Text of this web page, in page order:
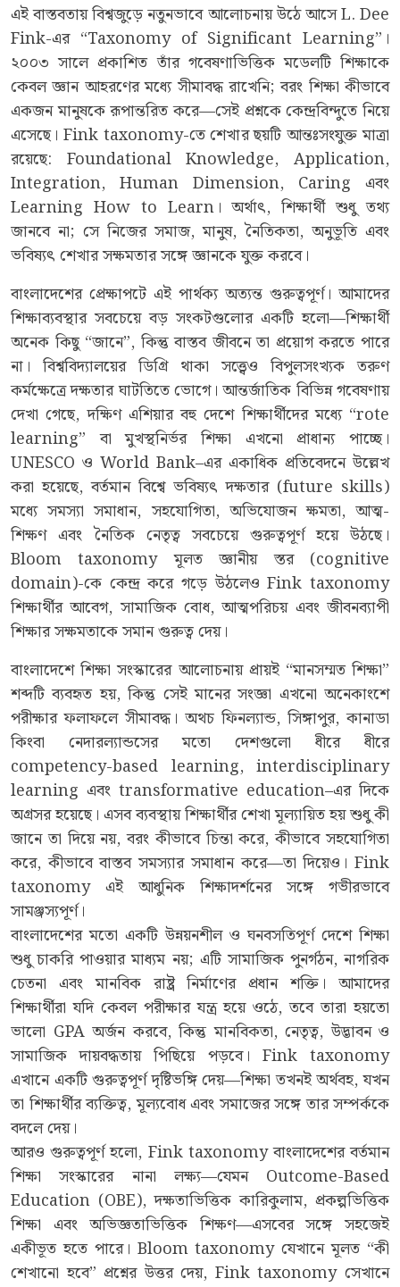
এই বাস্তবতায় বিশ্বজুড়ে নতুনভাবে আলোচনায় উঠে আসে L. Dee
Fink-এর “Taxonomy of Significant Learning”।
২০০৩ সালে প্রকাশিত তাঁর গবেষণাভিত্তিক মডেলটি শিক্ষাকে
কেবল জ্ঞান আহরণের মধ্যে সীমাবদ্ধ রাখেনি; বরং শিক্ষা কীভাবে
একজন মানুষকে রূপান্তরিত করে—সেই প্রশ্নকে কেন্দ্রবিন্দুতে নিয়ে
এসেছে। Fink taxonomy-তে শেখার ছয়টি আন্তঃসংযুক্ত মাত্রা
রয়েছে: Foundational Knowledge, Application,
Integration, Human Dimension, Caring এবং
Learning How to Learn। অর্থাৎ, শিক্ষার্থী শুধু তথ্য
জানবে না; সে নিজের সমাজ, মানুষ, নৈতিকতা, অনুভূতি এবং
ভবিষ্যৎ শেখার সক্ষমতার সঙ্গে জ্ঞানকে যুক্ত করবে।
বাংলাদেশের প্রেক্ষাপটে এই পার্থক্য অত্যন্ত গুরুত্বপূর্ণ। আমাদের
শিক্ষাব্যবস্থার সবচেয়ে বড় সংকটগুলোর একটি হলো—শিক্ষার্থী
অনেক কিছু “জানে”, কিন্তু বাস্তব জীবনে তা প্রয়োগ করতে পারে
না। বিশ্ববিদ্যালয়ের ডিগ্রি থাকা সত্ত্বেও বিপুলসংখ্যক তরুণ
কর্মক্ষেত্রে দক্ষতার ঘাটতিতে ভোগে। আন্তর্জাতিক বিভিন্ন গবেষণায়
দেখা গেছে, দক্ষিণ এশিয়ার বহু দেশে শিক্ষার্থীদের মধ্যে “rote
learning” বা মুখস্থনির্ভর শিক্ষা এখনো প্রাধান্য পাচ্ছে।
UNESCO ও World Bank–এর একাধিক প্রতিবেদনে উল্লেখ
করা হয়েছে, বর্তমান বিশ্বে ভবিষ্যৎ দক্ষতার (future skills)
মধ্যে সমস্যা সমাধান, সহযোগিতা, অভিযোজন ক্ষমতা, আত্ম-
শিক্ষণ এবং নৈতিক নেতৃত্ব সবচেয়ে গুরুত্বপূর্ণ হয়ে উঠছে।
Bloom taxonomy মূলত জ্ঞানীয় স্তর (cognitive
domain)-কে কেন্দ্র করে গড়ে উঠলেও Fink taxonomy
শিক্ষার্থীর আবেগ, সামাজিক বোধ, আত্মপরিচয় এবং জীবনব্যাপী
শিক্ষার সক্ষমতাকে সমান গুরুত্ব দেয়।
বাংলাদেশে শিক্ষা সংস্কারের আলোচনায় প্রায়ই “মানসম্মত শিক্ষা”
শব্দটি ব্যবহৃত হয়, কিন্তু সেই মানের সংজ্ঞা এখনো অনেকাংশে
পরীক্ষার ফলাফলে সীমাবদ্ধ। অথচ ফিনল্যান্ড, সিঙ্গাপুর, কানাডা
কিংবা নেদারল্যান্ডসের মতো দেশগুলো ধীরে ধীরে
competency-based learning, interdisciplinary
learning এবং transformative education–এর দিকে
অগ্রসর হয়েছে। এসব ব্যবস্থায় শিক্ষার্থীর শেখা মূল্যায়িত হয় শুধু কী
জানে তা দিয়ে নয়, বরং কীভাবে চিন্তা করে, কীভাবে সহযোগিতা
করে, কীভাবে বাস্তব সমস্যার সমাধান করে—তা দিয়েও। Fink
taxonomy এই আধুনিক শিক্ষাদর্শনের সঙ্গে গভীরভাবে
সামঞ্জস্যপূর্ণ।
বাংলাদেশের মতো একটি উন্নয়নশীল ও ঘনবসতিপূর্ণ দেশে শিক্ষা
শুধু চাকরি পাওয়ার মাধ্যম নয়; এটি সামাজিক পুনর্গঠন, নাগরিক
চেতনা এবং মানবিক রাষ্ট্র নির্মাণের প্রধান শক্তি। আমাদের
শিক্ষার্থীরা যদি কেবল পরীক্ষার যন্ত্র হয়ে ওঠে, তবে তারা হয়তো
ভালো GPA অর্জন করবে, কিন্তু মানবিকতা, নেতৃত্ব, উদ্ভাবন ও
সামাজিক দায়বদ্ধতায় পিছিয়ে পড়বে। Fink taxonomy
এখানে একটি গুরুত্বপূর্ণ দৃষ্টিভঙ্গি দেয়—শিক্ষা তখনই অর্থবহ, যখন
তা শিক্ষার্থীর ব্যক্তিত্ব, মূল্যবোধ এবং সমাজের সঙ্গে তার সম্পর্ককে
বদলে দেয়।
আরও গুরুত্বপূর্ণ হলো, Fink taxonomy বাংলাদেশের বর্তমান
শিক্ষা সংস্কারের নানা লক্ষ্য—যেমন Outcome-Based
Education (OBE), দক্ষতাভিত্তিক কারিকুলাম, প্রকল্পভিত্তিক
শিক্ষা এবং অভিজ্ঞতাভিত্তিক শিক্ষণ—এসবের সঙ্গে সহজেই
একীভূত হতে পারে। Bloom taxonomy যেখানে মূলত “কী
শেখানো হবে” প্রশ্নের উত্তর দেয়, Fink taxonomy সেখানে